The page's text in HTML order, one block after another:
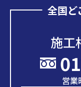
全国ど
施工
営